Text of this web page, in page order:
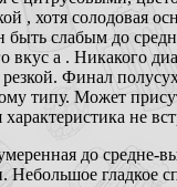
, хотя солодовая
слабым до
вкус a . Никакого
Финал
типу. Может
не
до средне-
Небольшое гладкое